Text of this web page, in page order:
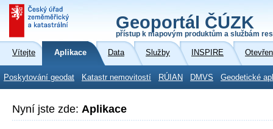
Geoportál ČÚZK
přístup k mapovým produktům a službám
Vítejte Aplikace Data Služby INSPIRE
Poskytování geodat Katastr nemovitostí RÚIAN DMVS Geodetické
Nyní jste zde: Aplikace